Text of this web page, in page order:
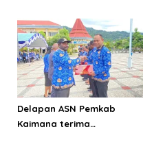
dan perilaku
Delapan ASN Pemkab
Kaimana terima